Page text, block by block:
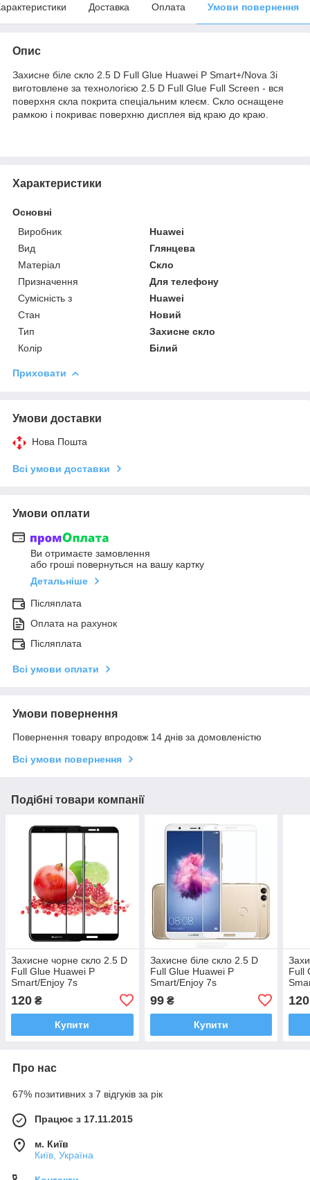
Доставка Оплата Умови повернення
Опис
Захисне біле скло 2.5 D Full Glue Huawei P Smart+/Nova 3i
виготовлене за технологією 2.5 D Full Glue Full Screen - вся
поверхня скла покрита спеціальним клеєм. Скло оснащене
рамкою і покриває поверхню дисплея від краю до краю.
Характеристики
Основні
Виробник
Huawei
Вид
Глянцева
Матеріал
Скло
Призначення
Для телефону
Сумісність з
Huawei
Стан
Новий
Тип
Захисне скло
Колір
Білий
Приховати
Умови доставки
Нова Пошта
Всі умови доставки
Умови оплати
Ви отримаєте замовлення
або гроші повернуться на вашу картку
Детальніше
Післяплата
Оплата на рахунок
Післяплата
Всі умови оплати
Умови повернення
Повернення товару впродовж 14 днів за домовленістю
Всі умови повернення
Подібні товари компанії
Захисне чорне скло 2.5 D
Full Glue Huawei P
Smart/Enjoy 7s
120 ₴
Купити
Захисне біле скло 2.5 D
Full Glue Huawei P
Smart/Enjoy 7s
99₴
Купити
Full
120
Про нас
67% позитивних з 7 відгуків за рік
Працює з 17.11.2015
м. Київ
Київ, Україна